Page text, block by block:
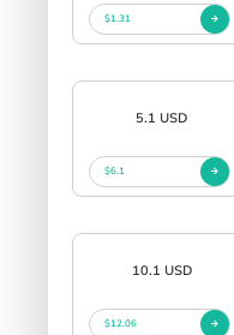
$1.31
5.1 USD
$6.1
10.1 USD
$12.06